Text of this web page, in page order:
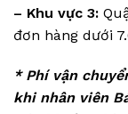
– Khu vực 3:
đơn hàng dưới
* Phí vận
khi nhân viên